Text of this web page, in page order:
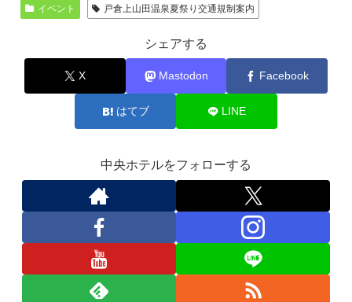
イベント 戸倉上山田温泉夏祭り交通規制案内
シェアする
X Mastodon Facebook
はてブ LINE
中央ホテルをフォローする